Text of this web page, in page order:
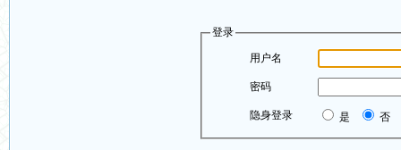
登录
用户名
密码
隐身登录 是 否